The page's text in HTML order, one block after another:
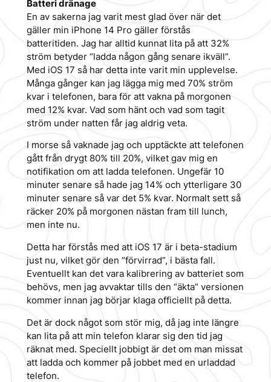
Batteri dränage
En av sakerna jag varit mest glad över när det
gäller min iPhone 14 Pro gäller förstås
batteritiden. Jag har alltid kunnat lita på att 32%
ström betyder “ladda någon gång senare ikväll”.
Med iOS 17 så har detta inte varit min upplevelse.
Många gånger kan jag lägga mig med 70% ström
kvar i telefonen, bara för att vakna på morgonen
med 12% kvar. Vad som hänt och vad som tagit
ström under natten får jag aldrig veta.
I morse så vaknade jag och upptäckte att telefonen
gått från drygt 80% till 20%, vilket gav mig en
notifikation om att ladda telefonen. Ungefär 10
minuter senare så hade jag 14% och ytterligare 30
minuter senare så var det 5% kvar. Normalt sett så
räcker 20% på morgonen nästan fram till lunch,
men inte nu.
Detta har förstås med att iOS 17 är i beta-stadium
just nu, vilket gör den “förvirrad”, i bästa fall.
Eventuellt kan det vara kalibrering av batteriet som
behövs, men jag avvaktar tills den “äkta” versionen
kommer innan jag börjar klaga officiellt på detta.
Det är dock något som stör mig, då jag inte längre
kan lita på att min telefon klarar sig den tid jag
räknat med. Speciellt jobbigt är det om man missat
att ladda och kommer på jobbet med en urladdad
telefon.